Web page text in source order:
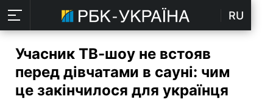
RU
Учасник ТВ-шоу не встояв
перед дівчатами в сауні: чим
це закінчилося для українця